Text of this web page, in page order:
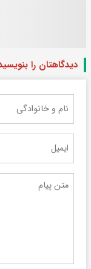
دیدگاهتان را